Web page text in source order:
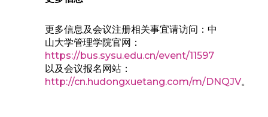
更多信息及会议注册相关事宜请访问：中
山大学管理学院官网：
https://bus.sysu.edu.cn/event/11597
以及会议报名网站：
http://cn.hudongxuetang.com/m/DNQJV。